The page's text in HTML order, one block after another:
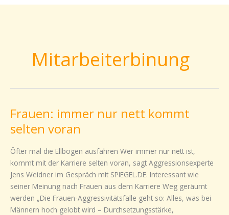
Mitarbeiterbinung
Frauen: immer nur nett kommt
selten voran
Öfter mal die Ellbogen ausfahren Wer immer nur nett ist,
kommt mit der Karriere selten voran, sagt Aggressionsexperte
Jens Weidner im Gespräch mit SPIEGEL.DE. Interessant wie
seiner Meinung nach Frauen aus dem Karriere Weg geräumt
werden „Die Frauen-Aggressivitätsfalle geht so: Alles, was bei
Männern hoch gelobt wird – Durchsetzungsstärke,
Frauen:
immer
nur
nett
kommt
selten
voran
Einfach